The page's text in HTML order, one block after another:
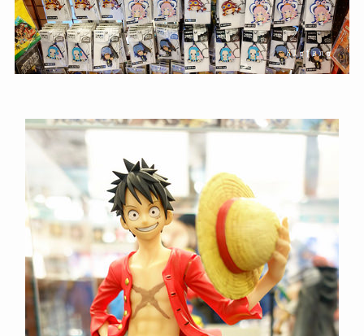
Q版的耳機塞、鑰匙圈和吊飾。